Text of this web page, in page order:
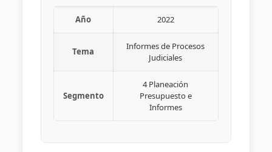
Año 2022
Tema
Informes de Procesos
Judiciales
Segmento
4 Planeación
Presupuesto e
Informes